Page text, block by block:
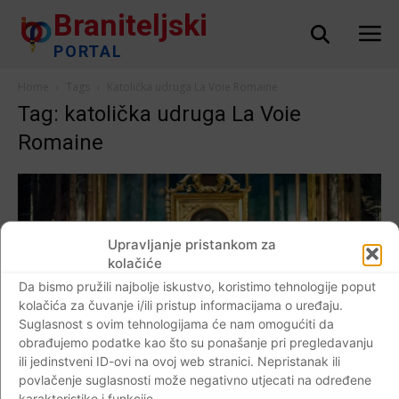
Upravljanje pristankom za
kolačiće
Da bismo pružili najbolje iskustvo, koristimo tehnologije poput
kolačića za čuvanje i/ili pristup informacijama o uređaju.
Suglasnost s ovim tehnologijama će nam omogućiti da
obrađujemo podatke kao što su ponašanje pri pregledavanju
ili jedinstveni ID-ovi na ovoj web stranici. Nepristanak ili
povlačenje suglasnosti može negativno utjecati na određene
Braniteljski
PORTAL
Tag: katolička udruga La Voie
Romaine